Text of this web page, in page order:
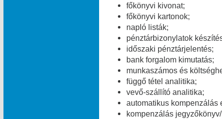
főkönyvi kivonat;
főkönyvi kartonok;
napló listák;
pénztárbizonylatok
időszaki pénztárjelentés;
bank forgalom kimutatás;
munkaszámos és
függő tétel analitika;
vevő-szállító analitika;
automatikus kompenzálás
kompenzálás